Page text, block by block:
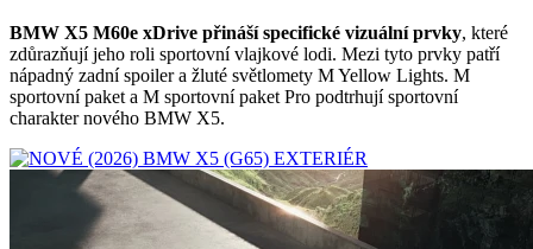
BMW X5 M60e xDrive přináší specifické vizuální prvky, které
zdůrazňují jeho roli sportovní vlajkové lodi. Mezi tyto prvky patří
nápadný zadní spoiler a žluté světlomety M Yellow Lights. M
sportovní paket a M sportovní paket Pro podtrhují sportovní
charakter nového BMW X5.